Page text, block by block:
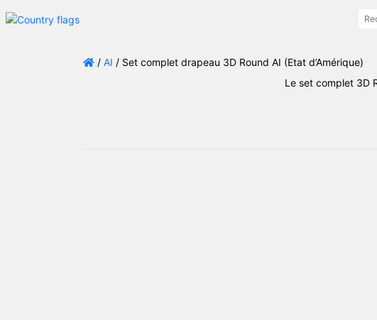
/ AI / Set complet drapeau 3D Round AI (Etat d’Amérique)
Le set complet 3D